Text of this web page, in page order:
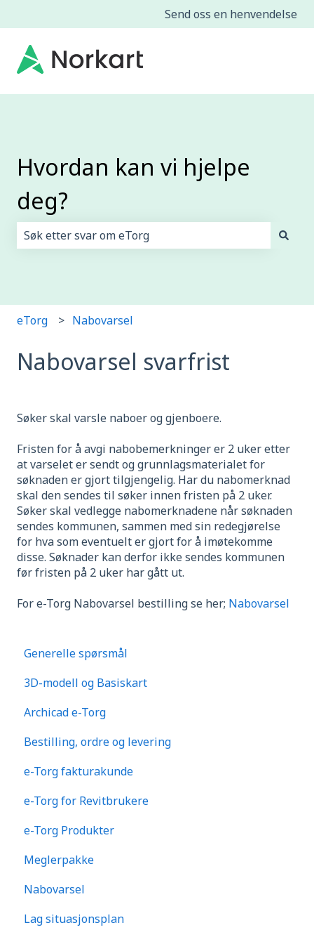
Send oss en henvendelse
Hvordan kan vi hjelpe
deg?
eTorg Nabovarsel
Nabovarsel svarfrist
Søker skal varsle naboer og gjenboere.
Fristen for å avgi nabobemerkninger er 2 uker etter
at varselet er sendt og grunnlagsmaterialet for
søknaden er gjort tilgjengelig. Har du nabomerknad
skal den sendes til søker innen fristen på 2 uker.
Søker skal vedlegge nabomerknadene når søknaden
sendes kommunen, sammen med sin redegjørelse
for hva som eventuelt er gjort for å imøtekomme
disse. Søknader kan derfor ikke sendes kommunen
før fristen på 2 uker har gått ut.
For e-Torg Nabovarsel bestilling se her; Nabovarsel
Generelle spørsmål
3D-modell og Basiskart
Archicad e-Torg
Bestilling, ordre og levering
e-Torg fakturakunde
e-Torg for Revitbrukere
e-Torg Produkter
Meglerpakke
Nabovarsel
Lag situasjonsplan